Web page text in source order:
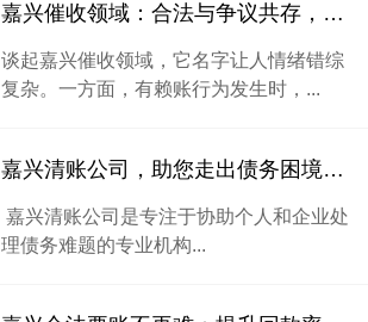
嘉兴催收领域：合法与争议共存，嘉兴讨债公司的多面性探讨
谈起嘉兴催收领域，它名字让人情绪错综
复杂。一方面，有赖账行为发生时，...
嘉兴清账公司，助您走出债务困境，迎接全新生活
嘉兴清账公司是专注于协助个人和企业处
理债务难题的专业机构...